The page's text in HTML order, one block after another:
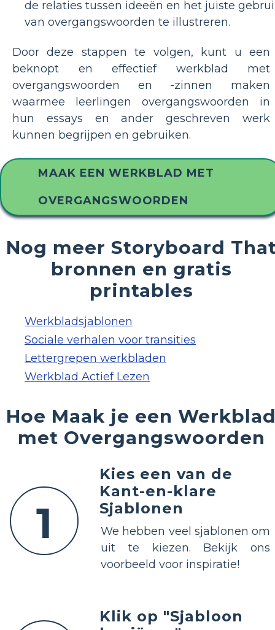
de relaties tussen ideeën en het juiste
van overgangswoorden te illustreren.
Door deze stappen te volgen, kunt u een
beknopt en effectief werkblad met
overgangswoorden en -zinnen maken
waarmee leerlingen overgangswoorden in
hun essays en ander geschreven werk
kunnen begrijpen en gebruiken.
MAAK EEN WERKBLAD MET
OVERGANGSWOORDEN
Nog meer Storyboard
bronnen en gratis
printables
Werkbladsjablonen
Sociale verhalen voor transities
Lettergrepen werkbladen
Werkblad Actief Lezen
Hoe Maak je een
met Overgangswoorden
1
Kies een van de
Kant-en-klare
Sjablonen
We hebben veel sjablonen om
uit te kiezen. Bekijk ons
voorbeeld voor inspiratie!
Klik op "Sjabloon